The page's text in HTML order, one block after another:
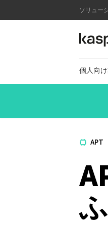
ソリュー
個人向
APT